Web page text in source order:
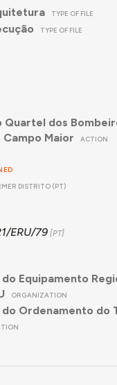
TYPE OF FILE
TYPE OF FILE
Quartel dos
Maior
ACTION
DISTRITO (PT)
ERU/79
Equipamento
ORGANIZATION
Ordenamento do